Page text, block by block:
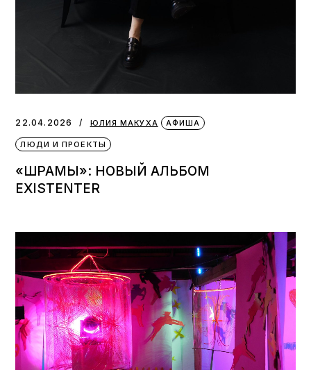
22.04.2026 ЮЛИЯ МАКУХА АФИША
ЛЮДИ И ПРОЕКТЫ
«ШРАМЫ»: НОВЫЙ АЛЬБОМ
EXISTENTER